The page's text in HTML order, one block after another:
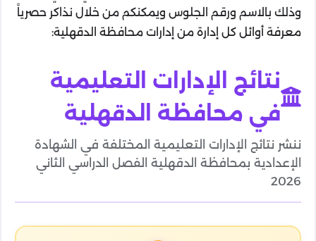
وذلك بالاسم ورقم الجلوس ويمكنكم من خلال نذاكر حصرياً
معرفة أوائل كل إدارة من إدارات محافظة الدقهلية:
نتائج الإدارات التعليمية
في محافظة الدقهلية
ننشر نتائج الإدارات التعليمية المختلفة في الشهادة
الإعدادية بمحافظة الدقهلية الفصل الدراسي الثاني
2026